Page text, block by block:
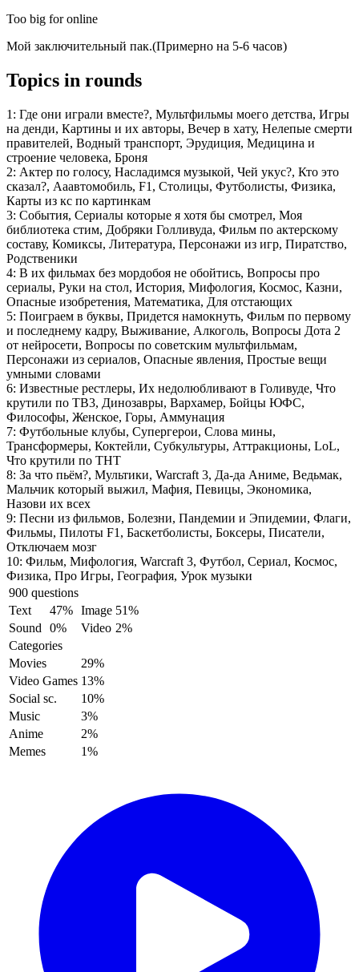
Too big for online
Мой заключительный пак.(Примерно на 5-6 часов)
Topics in rounds
1: Где они играли вместе?, Мультфильмы моего детства, Игры
на денди, Картины и их авторы, Вечер в хату, Нелепые смерти
правителей, Водный транспорт, Эрудиция, Медицина и
строение человека, Броня
2: Актер по голосу, Насладимся музыкой, Чей укус?, Кто это
сказал?, Ааавтомобиль, F1, Столицы, Футболисты, Физика,
Карты из кс по картинкам
3: События, Сериалы которые я хотя бы смотрел, Моя
библиотека стим, Добряки Голливуда, Фильм по актерскому
составу, Комиксы, Литература, Персонажи из игр, Пиратство,
Родственики
4: В их фильмах без мордобоя не обойтись, Вопросы про
сериалы, Руки на стол, История, Мифология, Космос, Казни,
Опасные изобретения, Математика, Для отстающих
5: Поиграем в буквы, Придется намокнуть, Фильм по первому
и последнему кадру, Выживание, Алкоголь, Вопросы Дота 2
от нейросети, Вопросы по советским мультфильмам,
Персонажи из сериалов, Опасные явления, Простые вещи
умными словами
6: Известные рестлеры, Их недолюбливают в Голивуде, Что
крутили по ТВ3, Динозавры, Вархамер, Бойцы ЮФС,
Философы, Женское, Горы, Аммунация
7: Футбольные клубы, Супергерои, Слова мины,
Трансформеры, Коктейли, Субкультуры, Аттракционы, LoL,
Что крутили по ТНТ
8: За что пьём?, Мультики, Warcraft 3, Да-да Аниме, Ведьмак,
Мальчик который выжил, Мафия, Певицы, Экономика,
Назови их всех
9: Песни из фильмов, Болезни, Пандемии и Эпидемии, Флаги,
Фильмы, Пилоты F1, Баскетболисты, Боксеры, Писатели,
Отключаем мозг
10: Фильм, Мифология, Warcraft 3, Футбол, Сериал, Космос,
Физика, Про Игры, География, Урок музыки
900 questions
Text
47% Image 51%
Sound
0% Video 2%
Categories
Movies
29%
Video Games 13%
Social sc.
10%
Music
3%
Anime
2%
Memes
1%